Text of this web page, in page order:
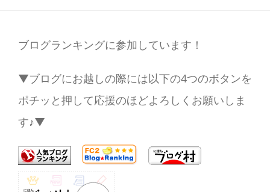
ブログランキングに参加しています！
▼ブログにお越しの際には以下の4つのボタンを
ポチッと押して応援のほどよろしくお願いしま
す♪▼